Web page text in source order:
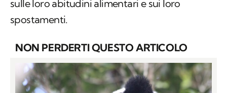
NON PERDERTI QUESTO ARTICOLO